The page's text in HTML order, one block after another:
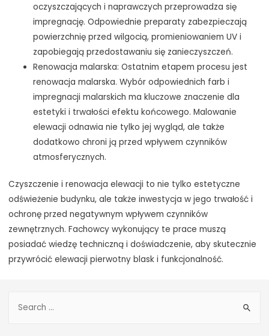
oczyszczających i naprawczych przeprowadza się
impregnację. Odpowiednie preparaty zabezpieczają
powierzchnię przed wilgocią, promieniowaniem UV i
zapobiegają przedostawaniu się zanieczyszczeń.
Renowacja malarska: Ostatnim etapem procesu jest
renowacja malarska. Wybór odpowiednich farb i
impregnacji malarskich ma kluczowe znaczenie dla
estetyki i trwałości efektu końcowego. Malowanie
elewacji odnawia nie tylko jej wygląd, ale także
dodatkowo chroni ją przed wpływem czynników
atmosferycznych.
Czyszczenie i renowacja elewacji to nie tylko estetyczne
odświeżenie budynku, ale także inwestycja w jego trwałość i
ochronę przed negatywnym wpływem czynników
zewnętrznych. Fachowcy wykonujący te prace muszą
posiadać wiedzę techniczną i doświadczenie, aby skutecznie
przywrócić elewacji pierwotny blask i funkcjonalność.